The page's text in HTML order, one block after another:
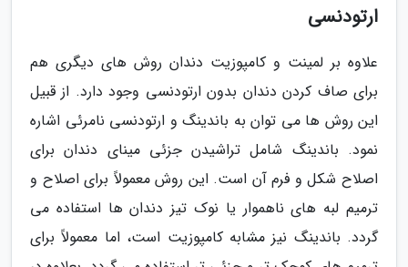
ارتودنسی
علاوه بر لمینت و کامپوزیت دندان روش های دیگری هم
برای صاف کردن دندان بدون ارتودنسی وجود دارد. از قبیل
این روش ها می توان به باندینگ و ارتودنسی نامرئی اشاره
نمود. باندینگ شامل تراشیدن جزئی مینای دندان برای
اصلاح شکل و فرم آن است. این روش معمولاً برای اصلاح و
ترمیم لبه های ناهموار یا نوک تیز دندان ها استفاده می
گردد. باندینگ نیز مشابه کامپوزیت است، اما معمولاً برای